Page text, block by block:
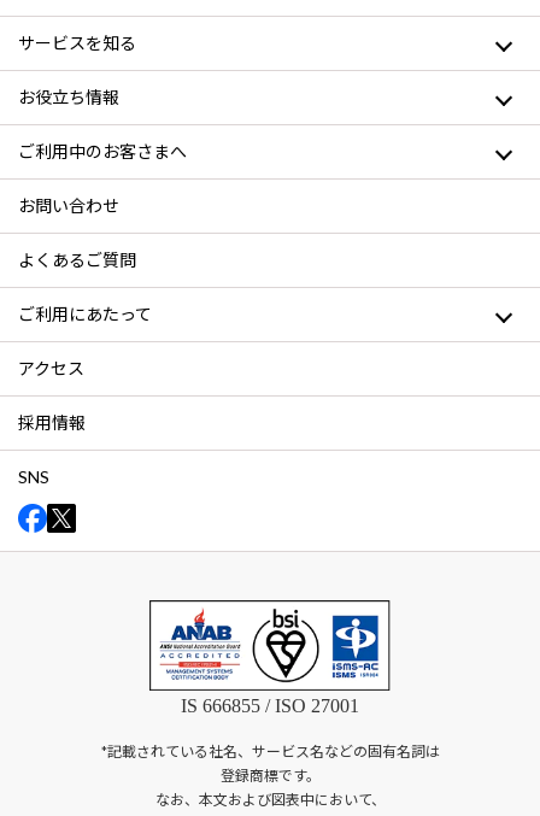
サービスを知る
お役立ち情報
ご利用中のお客さまへ
お問い合わせ
よくあるご質問
ご利用にあたって
アクセス
採用情報
SNS
IS 666855 / ISO 27001
*記載されている社名、サービス名などの固有名詞は
登録商標です。
なお、本文および図表中において、